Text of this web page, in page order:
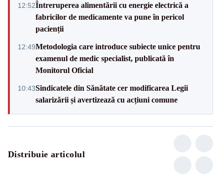
12:52Întreruperea alimentării cu energie electrică a
fabricilor de medicamente va pune în pericol
pacienții
12:49Metodologia care introduce subiecte unice pentru
examenul de medic specialist, publicată în
Monitorul Oficial
10:43Sindicatele din Sănătate cer modificarea Legii
salarizării și avertizează cu acțiuni comune
Distribuie articolul